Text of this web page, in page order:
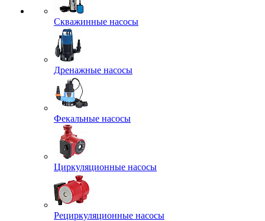
Скважинные насосы
Дренажные насосы
Фекальные насосы
Циркуляционные насосы
Рециркуляционные насосы